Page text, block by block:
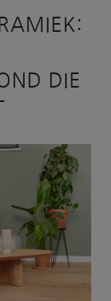
DIE